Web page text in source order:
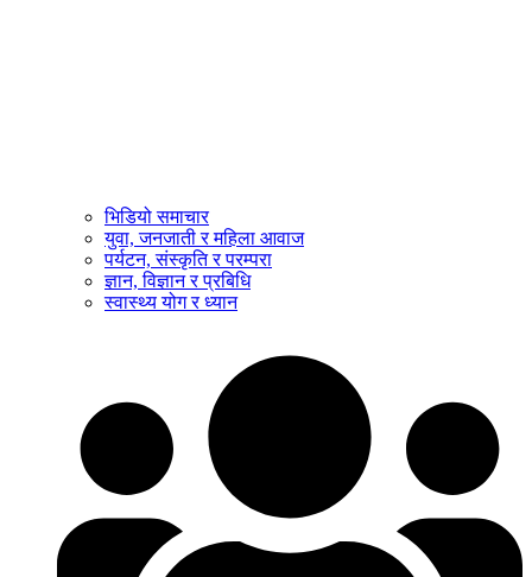
भिडियो समाचार
युवा, जनजाती र महिला आवाज
पर्यटन, संस्कृति र परम्परा
ज्ञान, विज्ञान र प्रबिधि
स्वास्थ्य योग र ध्यान